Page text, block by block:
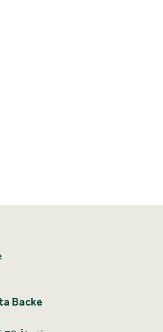
Backe